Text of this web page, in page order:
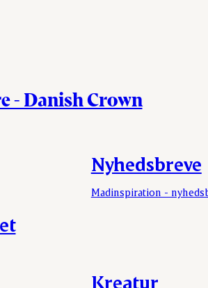
- Danish Crown
Nyhedsbreve
Madinspiration -
Kreatur